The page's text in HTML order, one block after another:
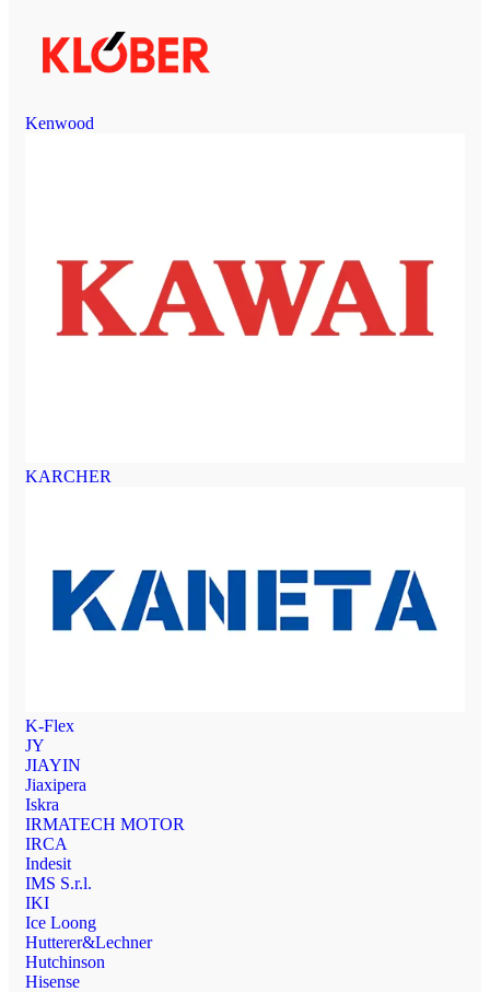
Kenwood
KARCHER
K-Flex
JY
JIAYIN
Jiaxipera
Iskra
IRMATECH MOTOR
IRCA
Indesit
IMS S.r.l.
IKI
Ice Loong
Hutterer&Lechner
Hutchinson
Hisense